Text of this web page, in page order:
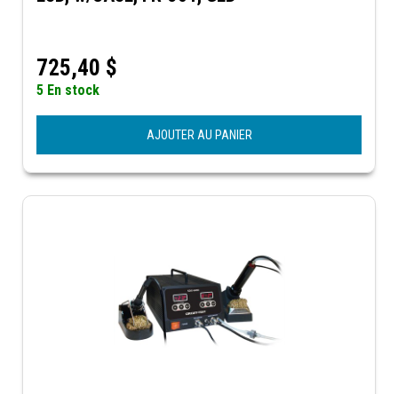
725,40 $
5 En stock
AJOUTER AU PANIER